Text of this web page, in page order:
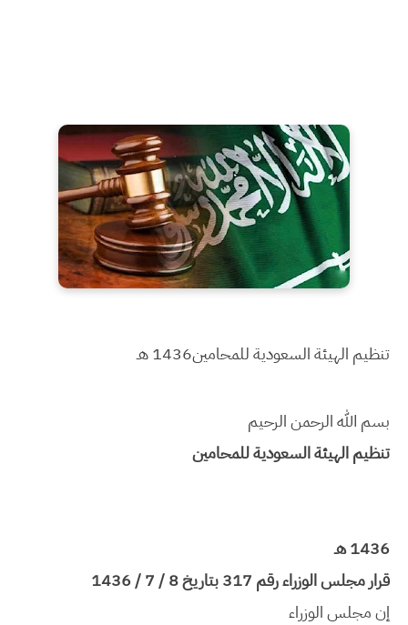
تنظيم الهيئة السعودية للمحامين1436 هـ
بسم الله الرحمن الرحيم
تنظيم الهيئة السعودية للمحامين
1436 هـ
قرار مجلس الوزراء رقم 317 بتاريخ 8 / 7 / 1436
إن مجلس الوزراء